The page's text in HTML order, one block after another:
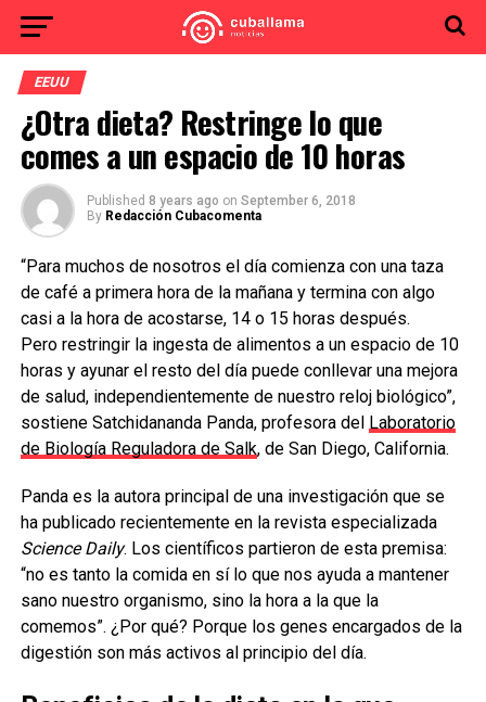
EEUU
¿Otra dieta? Restringe lo que
comes a un espacio de 10 horas
Published 8 years ago on September 6, 2018
By Redacción Cubacomenta
“Para muchos de nosotros el día comienza con una taza
de café a primera hora de la mañana y termina con algo
casi a la hora de acostarse, 14 o 15 horas después.
Pero restringir la ingesta de alimentos a un espacio de 10
horas y ayunar el resto del día puede conllevar una mejora
de salud, independientemente de nuestro reloj biológico”,
sostiene Satchidananda Panda, profesora del Laboratorio
de Biología Reguladora de Salk, de San Diego, California.
Panda es la autora principal de una investigación que se
ha publicado recientemente en la revista especializada
Science Daily. Los científicos partieron de esta premisa:
“no es tanto la comida en sí lo que nos ayuda a mantener
sano nuestro organismo, sino la hora a la que la
comemos”. ¿Por qué? Porque los genes encargados de la
digestión son más activos al principio del día.